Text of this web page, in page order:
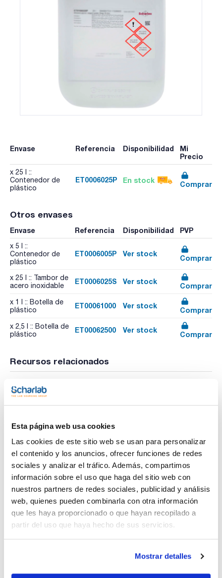
Esta página web usa cookies
Las cookies de este sitio web se usan para personalizar
el contenido y los anuncios, ofrecer funciones de redes
sociales y analizar el tráfico. Además, compartimos
información sobre el uso que haga del sitio web con
nuestros partners de redes sociales, publicidad y análisis
web, quienes pueden combinarla con otra información
que les haya proporcionado o que hayan recopilado a
partir del uso que haya hecho de sus servicios.
Mostrar detalles
Envase Referencia Disponibilidad
Mi
Precio
x 25 l ::
Contenedor de
plástico
ET0006025P En stock Comprar
Otros envases
Envase Referencia Disponibilidad PVP
x 5 l ::
Contenedor de
plástico
ET0006005P Ver stock
Comprar
x 25 l :: Tambor de
acero inoxidable
ET0006025S Ver stock
Comprar
x 1 l :: Botella de
plástico
ET00061000 Ver stock
Comprar
x 2,5 l :: Botella de
plástico
ET00062500 Ver stock
Comprar
Recursos relacionados
Publicación
Imprimir ficha de
Características
- C2H5OH